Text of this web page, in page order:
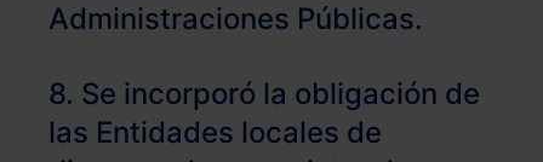
Administraciones Públicas.
8. Se incorporó la obligación de
las Entidades locales de